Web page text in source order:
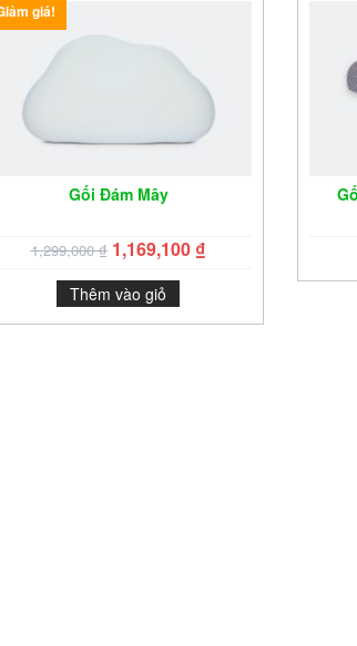
giá!
Gối Đám Mây
1,299,000₫ 1,169,100 ₫
Thêm vào giỏ